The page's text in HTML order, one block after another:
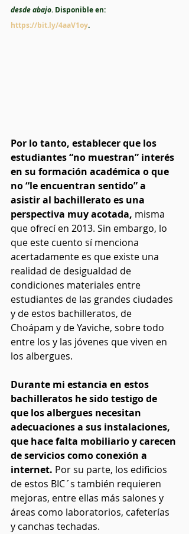
desde abajo. Disponible en:
https://bit.ly/4aaV1oy.
Por lo tanto, establecer que los
estudiantes “no muestran” interés
en su formación académica o que
no “le encuentran sentido” a
asistir al bachillerato es una
perspectiva muy acotada, misma
que ofrecí en 2013. Sin embargo, lo
que este cuento sí menciona
acertadamente es que existe una
realidad de desigualdad de
condiciones materiales entre
estudiantes de las grandes ciudades
y de estos bachilleratos, de
Choápam y de Yaviche, sobre todo
entre los y las jóvenes que viven en
los albergues.
Durante mi estancia en estos
bachilleratos he sido testigo de
que los albergues necesitan
adecuaciones a sus instalaciones,
que hace falta mobiliario y carecen
de servicios como conexión a
internet. Por su parte, los edificios
de estos BIC´s también requieren
mejoras, entre ellas más salones y
áreas como laboratorios, cafeterías
y canchas techadas.